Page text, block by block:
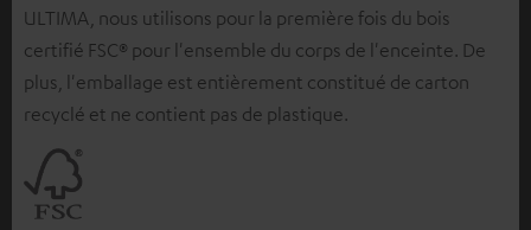
ULTIMA, nous utilisons pour la première fois du bois
certifié FSC® pour l'ensemble du corps de l'enceinte. De
plus, l'emballage est entièrement constitué de carton
recyclé et ne contient pas de plastique.